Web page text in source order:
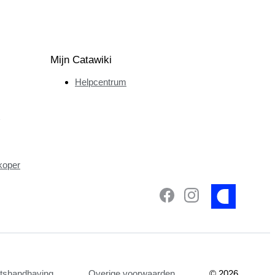
Mijn Catawiki
Helpcentrum